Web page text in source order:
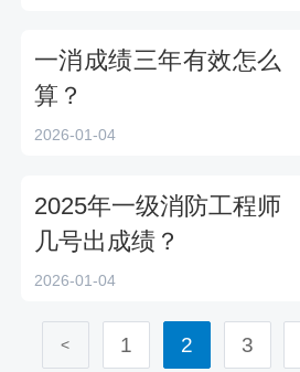
一消成绩三年有效怎么
算？
2026-01-04
2025年一级消防工程师
几号出成绩？
2026-01-04
< 1 2 3